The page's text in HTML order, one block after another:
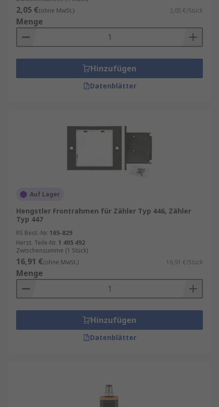
2,05 €(ohne MwSt.) 2,05 €/Stück
Menge
Hinzufügen
Datenblätter
Auf Lager
Hengstler Frontrahmen für Zähler Typ 446, Zähler
Typ 447
RS Best.-Nr. 165-829
Herst. Teile-Nr. 1 405 492
Zwischensumme (1 Stück)
16,91 €(ohne MwSt.) 16,91 €/Stück
Menge
Hinzufügen
Datenblätter